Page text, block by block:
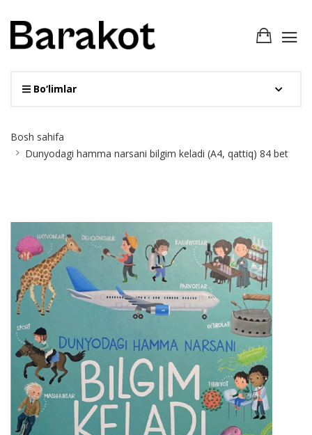
Bo‘limlar
Breadcrumb
Bosh sahifa
Dunyodagi hamma narsani bilgim keladi (А4, qattiq) 84 bet